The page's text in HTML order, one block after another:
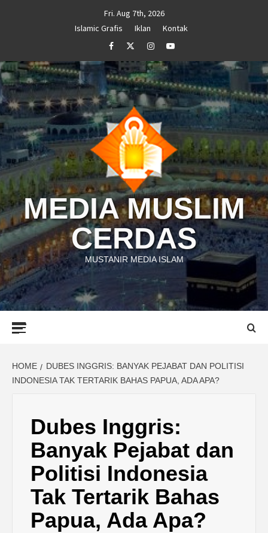
Fri. Aug 7th, 2026
Islamic Grafis
Iklan
Kontak
FacebookTwitterInstagramYoutube
MEDIA MUSLIM
CERDAS
MUSTANIR MEDIA ISLAM
HOME
DUBES INGGRIS: BANYAK PEJABAT DAN POLITISI
INDONESIA TAK TERTARIK BAHAS PAPUA, ADA APA?
Dubes Inggris:
Banyak Pejabat dan
Politisi Indonesia
Tak Tertarik Bahas
Papua, Ada Apa?